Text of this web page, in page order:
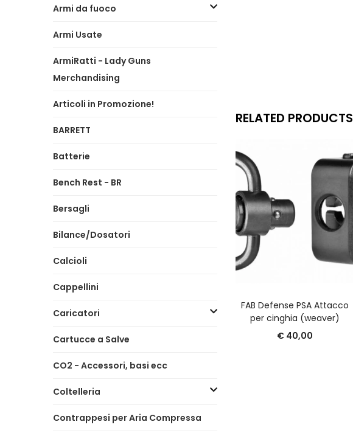
RELATED PRODUCTS
FAB Defense PSA Attacco
per cinghia (weaver)
€ 40,00
Armi da fuoco
Armi Usate
ArmiRatti - Lady Guns
Merchandising
Articoli in Promozione!
BARRETT
Batterie
Bench Rest - BR
Bersagli
Bilance/Dosatori
Calcioli
Cappellini
Caricatori
Cartucce a Salve
CO2 - Accessori, basi ecc
Coltelleria
Contrappesi per Aria Compressa